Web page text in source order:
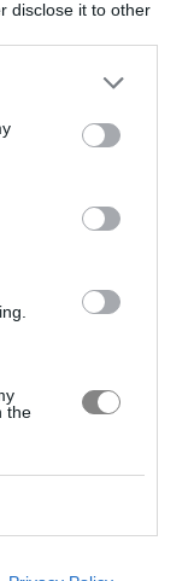
disclose it to other
the